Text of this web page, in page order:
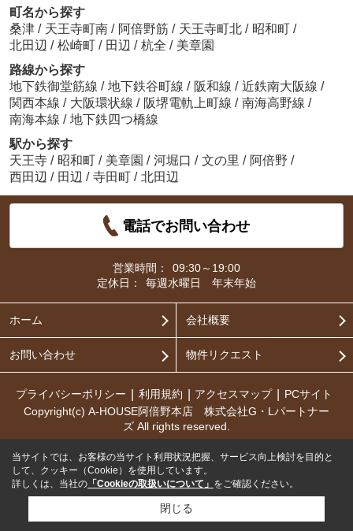
町名から探す
桑津 / 天王寺町南 / 阿倍野筋 / 天王寺町北 / 昭和町 /
北田辺 / 松崎町 / 田辺 / 杭全 / 美章園
路線から探す
地下鉄御堂筋線 / 地下鉄谷町線 / 阪和線 / 近鉄南大阪線 /
関西本線 / 大阪環状線 / 阪堺電軌上町線 / 南海高野線 /
南海本線 / 地下鉄四つ橋線
駅から探す
天王寺 / 昭和町 / 美章園 / 河堀口 / 文の里 / 阿倍野 /
西田辺 / 田辺 / 寺田町 / 北田辺
電話でお問い合わせ
営業時間：
09:30～19:00
定休日：
毎週水曜日 年末年始
ホーム 会社概要
お問い合わせ 物件リクエスト
プライバシーポリシー 利用規約 アクセスマップ
PCサイト
Copyright(c) A-HOUSE阿倍野本店 株式会社G・Lパートナー
ズ All rights reserved.
当サイトでは、お客様の当サイト利用状況把握、サービス向上検討を目的と
して、クッキー（Cookie）を使用しています。
詳しくは、当社の 「Cookieの取扱いについて」 をご確認ください。
閉じる